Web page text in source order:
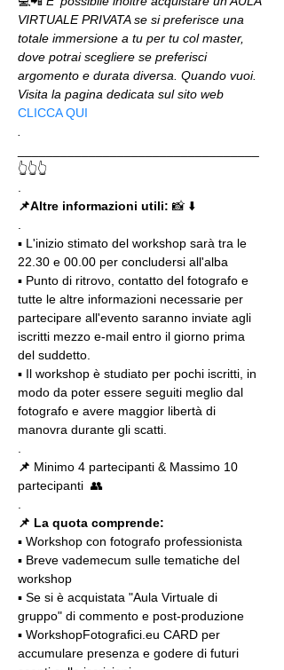
VIRTUALE PRIVATA se si preferisce una
totale immersione a tu per tu col master,
dove potrai scegliere se preferisci
argomento e durata diversa. Quando vuoi.
Visita la pagina dedicata sul sito web
CLICCA QUI
👆👆👆
📌Altre informazioni utili: 📸 ⬇️
▪️ L'inizio stimato del workshop sarà tra le
22.30 e 00.00 per concludersi all'alba
▪️ Punto di ritrovo, contatto del fotografo e
tutte le altre informazioni necessarie per
partecipare all'evento saranno inviate agli
iscritti mezzo e-mail entro il giorno prima
del suddetto.
▪️ Il workshop è studiato per pochi iscritti, in
modo da poter essere seguiti meglio dal
fotografo e avere maggior libertà di
manovra durante gli scatti.
📌 Minimo 4 partecipanti & Massimo 10
partecipanti  👥
📌 La quota comprende:
▪️ Workshop con fotografo professionista
▪️ Breve vademecum sulle tematiche del
workshop
▪️ Se si è acquistata "Aula Virtuale di
gruppo" di commento e post-produzione
▪️ WorkshopFotografici.eu CARD per
accumulare presenza e godere di futuri